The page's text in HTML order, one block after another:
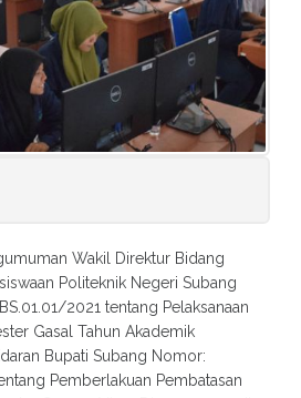
Wakil Direktur Bidang
Politeknik Negeri Subang
2021 tentang Pelaksanaan
Gasal Tahun Akademik
Bupati Subang Nomor:
Pemberlakuan Pembatasan